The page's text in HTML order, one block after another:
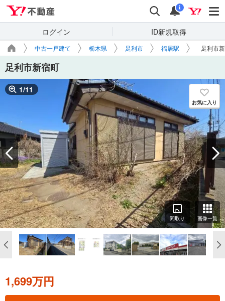
検索 通知
i
ログイン ID新規取得
中古一戸建て 栃木県 足利市 福居駅 足利市
足利市新宿町
1/11
お気に入り
間取り 画像一覧
1,699万円